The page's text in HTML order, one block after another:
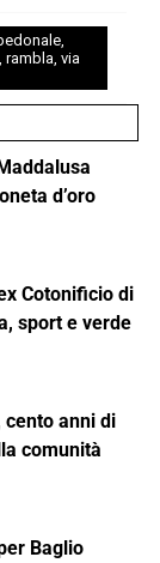
,
rambla, via
d’oro
Cotonificio di
sport e verde
cento anni di
comunità
Baglio